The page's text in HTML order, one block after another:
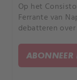
Op het
Ferrante van
debatteren
koning Karel
ABONNEER